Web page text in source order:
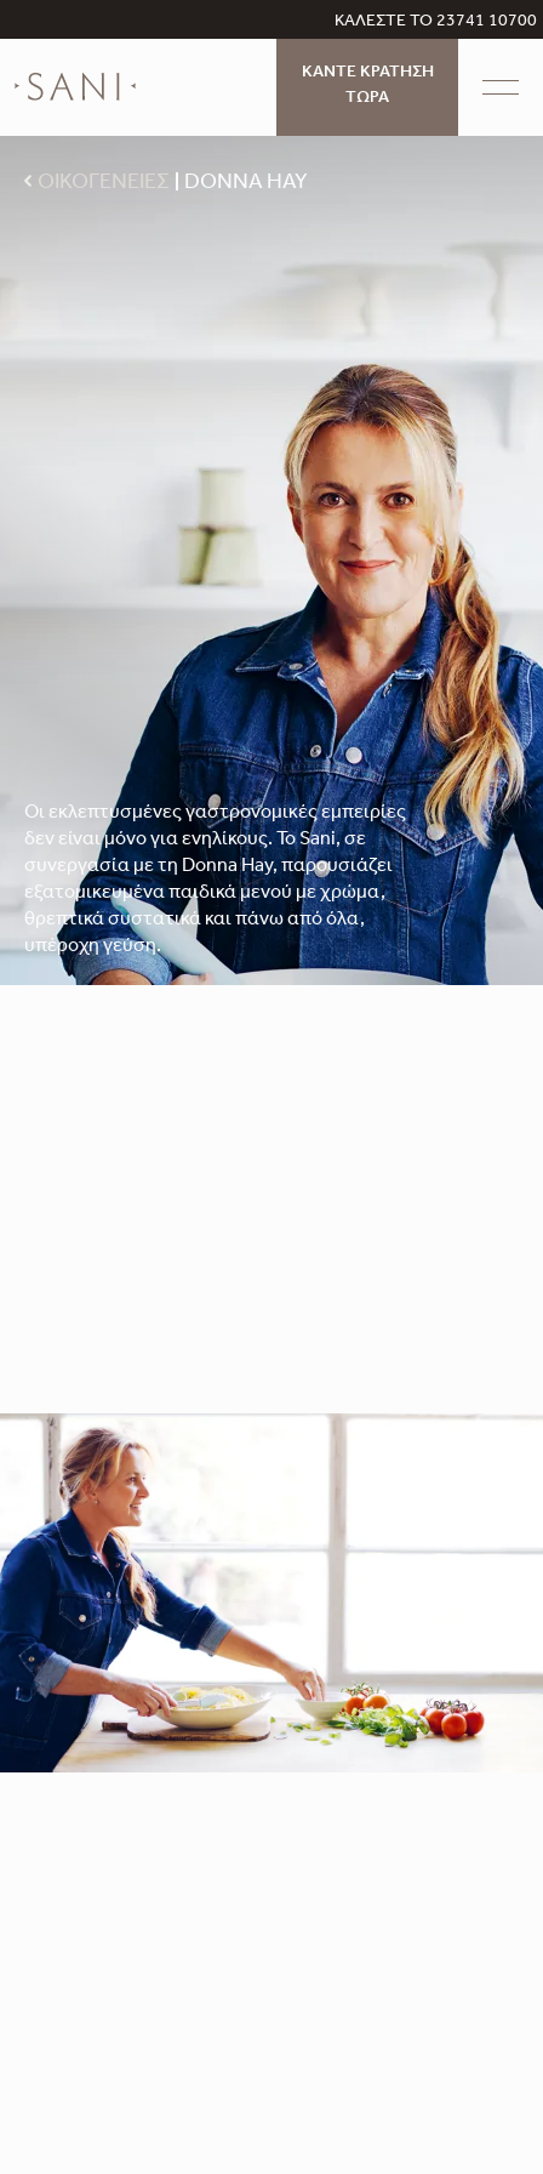
ΚΑΛΕΣΤΕ ΤΟ 23741 10700
ΚΑΝΤΕ ΚΡΑΤΗΣΗ
ΤΩΡΑ
Οι εκλεπτυσμένες γαστρονομικές εμπειρίες
δεν είναι μόνο για ενηλίκους. Το Sani, σε
συνεργασία με τη Donna Hay, παρουσιάζει
εξατομικευμένα παιδικά μενού με χρώμα,
θρεπτικά συστατικά και πάνω από όλα,
υπέροχη γεύση.
ΟΙΚΟΓΕΝΕΙΕΣ DONNA HAY